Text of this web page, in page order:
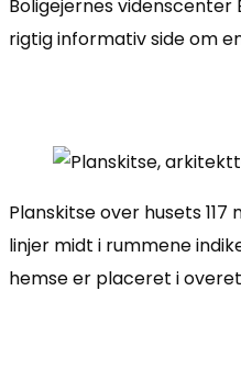
Boligejernes videnscenter
rigtig informativ side om
Planskitse over husets 117
linjer midt i rummene
hemse er placeret i